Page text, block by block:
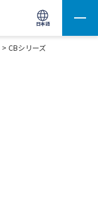
日本語
サイト内検索(Enterで実行)
> CBシリーズ